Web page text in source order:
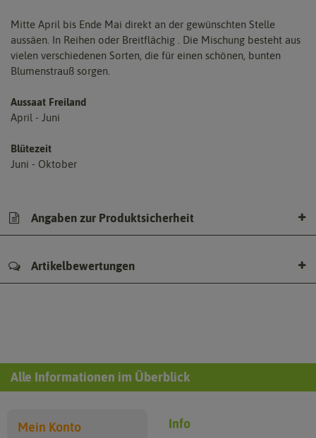
Mitte April bis Ende Mai direkt an der gewünschten Stelle
aussäen. In Reihen oder Breitflächig . Die Mischung besteht aus
vielen verschiedenen Sorten, die für einen schönen, bunten
Blumenstrauß sorgen.
Aussaat Freiland
April - Juni
Blütezeit
Juni - Oktober
Angaben zur Produktsicherheit
Artikelbewertungen
Alle Informationen im Überblick
Mein Konto Info